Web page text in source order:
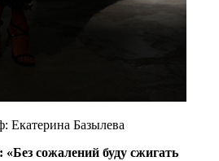
Екатерина Базылева
сожалений буду сжигать